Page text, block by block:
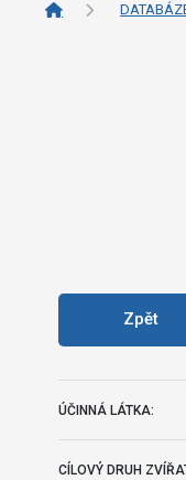
Zpět
ÚČINNÁ LÁTKA:
CÍLOVÝ DRUH